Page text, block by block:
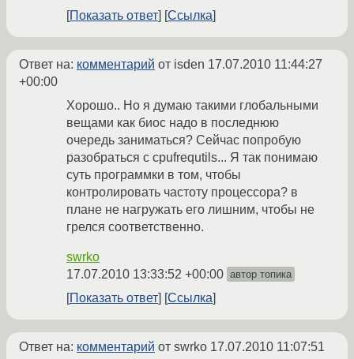
Показать ответ
Ссылка
Ответ на: комментарий от isden 17.07.2010 11:44:27
+00:00
Хорошо.. Но я думаю такими глобальными
вещами как биос надо в последнюю
очередь заниматься? Сейчас попробую
разобраться с cpufrequtils... Я так понимаю
суть программки в том, чтобы
контролировать частоту процессора? в
плане не нагружать его лишним, чтобы не
грелся соответственно.
swrko
17.07.2010 13:33:52 +00:00 автор топика
Показать ответ Ссылка
Ответ на: комментарий от swrko 17.07.2010 11:07:51